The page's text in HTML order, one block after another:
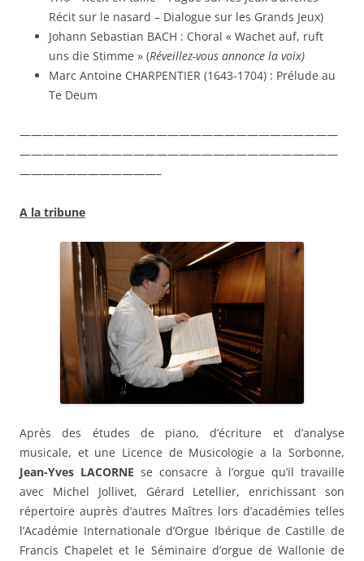
Récit sur le nasard – Dialogue sur les Grands Jeux)
Johann Sebastian BACH : Choral « Wachet auf, ruft
uns die Stimme » (Réveillez-vous annonce la voix)
Marc Antoine CHARPENTIER (1643-1704) : Prélude au
Te Deum
————————————————————————————
————————————————————————————
————————————–
A la tribune
Après des études de piano, d’écriture et d’analyse
musicale, et une Licence de Musicologie a la Sorbonne,
Jean-Yves LACORNE se consacre à l’orgue qu’il travaille
avec Michel Jollivet, Gérard Letellier, enrichissant son
répertoire auprès d’autres Maîtres lors d’académies telles
l’Académie Internationale d’Orgue Ibérique de Castille de
Francis Chapelet et le Séminaire d’orgue de Wallonie de